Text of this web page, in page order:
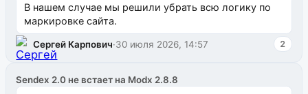
В нашем случае мы решили убрать всю логику по
маркировке сайта.
Сергей Карпович·30 июля 2026, 14:57 2
Sendex 2.0 не встает на Modx 2.8.8